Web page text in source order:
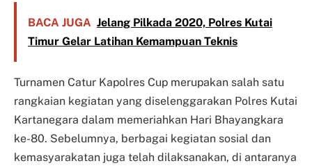
BACA JUGA Jelang Pilkada 2020, Polres Kutai
Timur Gelar Latihan Kemampuan Teknis
Turnamen Catur Kapolres Cup merupakan salah satu
rangkaian kegiatan yang diselenggarakan Polres Kutai
Kartanegara dalam memeriahkan Hari Bhayangkara
ke-80. Sebelumnya, berbagai kegiatan sosial dan
kemasyarakatan juga telah dilaksanakan, di antaranya